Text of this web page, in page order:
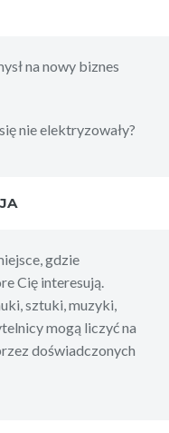
na nowy biznes
nie elektryzowały?
gdzie
Cię interesują.
sztuki, muzyki,
mogą liczyć na
doświadczonych